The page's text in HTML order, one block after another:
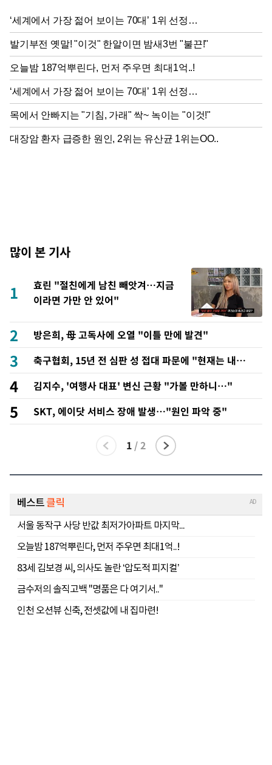
많이 본 기사
1
효린 "절친에게 남친 빼앗겨…지금
이라면 가만 안 있어"
2 방은희, 母 고독사에 오열 "이틀 만에 발견"
3
축구협회, 15년 전 심판 성 접대 파문에 "현재는 내부
지침 준수"
4 김지수, '여행사 대표' 변신 근황 "가볼 만하니…"
5 SKT, 에이닷 서비스 장애 발생…"원인 파악 중"
1 /2